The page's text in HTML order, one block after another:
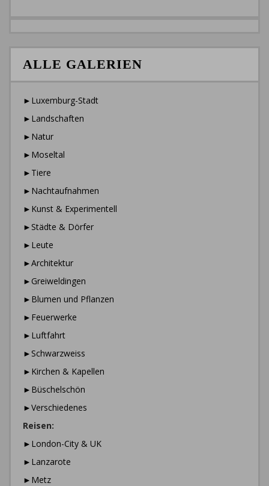
ALLE GALERIEN
►Luxemburg-Stadt
►Landschaften
►Natur
►Moseltal
►Tiere
►Nachtaufnahmen
►Kunst & Experimentell
►Städte & Dörfer
►Leute
►Architektur
►Greiweldingen
►Blumen und Pflanzen
►Feuerwerke
►Luftfahrt
►Schwarzweiss
►Kirchen & Kapellen
►Büschelschön
►Verschiedenes
Reisen:
►London-City & UK
►Lanzarote
►Metz